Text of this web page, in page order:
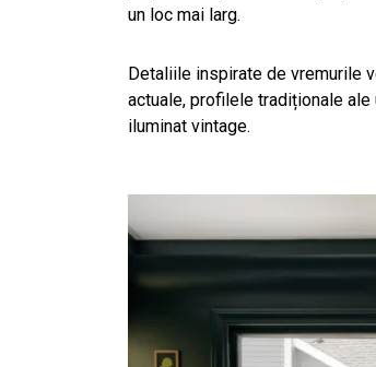
un loc mai larg.
Detaliile inspirate de vremurile
actuale, profilele tradiționale
iluminat vintage.